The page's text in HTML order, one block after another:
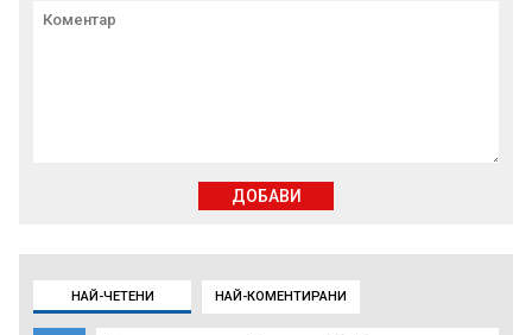
НАЙ-ЧЕТЕНИ НАЙ-КОМЕНТИРАНИ
ДОБАВИ